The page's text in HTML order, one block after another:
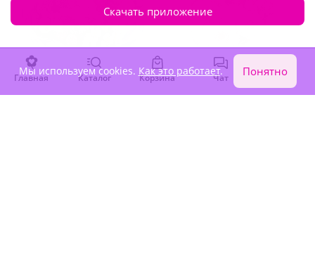
Главная Каталог Корзина Чат Войти
Скачать приложение
Мы используем cookies. Как это работает. Понятно